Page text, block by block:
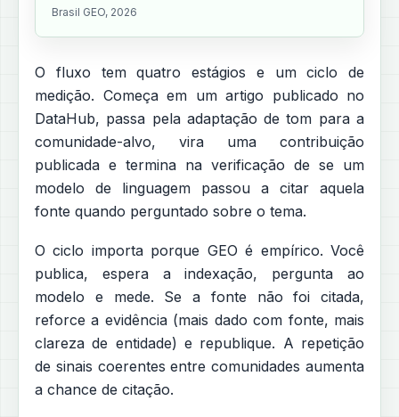
Brasil GEO, 2026
O fluxo tem quatro estágios e um ciclo de
medição. Começa em um artigo publicado no
DataHub, passa pela adaptação de tom para a
comunidade-alvo, vira uma contribuição
publicada e termina na verificação de se um
modelo de linguagem passou a citar aquela
fonte quando perguntado sobre o tema.
O ciclo importa porque GEO é empírico. Você
publica, espera a indexação, pergunta ao
modelo e mede. Se a fonte não foi citada,
reforce a evidência (mais dado com fonte, mais
clareza de entidade) e republique. A repetição
de sinais coerentes entre comunidades aumenta
a chance de citação.